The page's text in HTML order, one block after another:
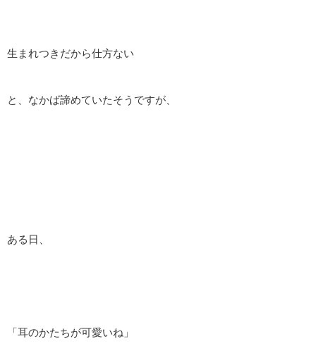
生まれつきだから仕方ない
と、なかば諦めていたそうですが、
ある日、
「耳のかたちが可愛いね」